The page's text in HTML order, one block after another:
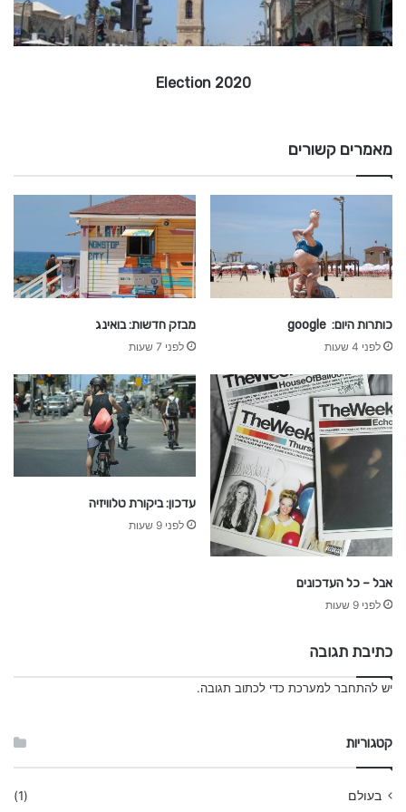
e
c
t
2020 Election
מאמרים קשורים
כותרות היום: google
לפני 4 שעות
מבזק חדשות: בואינג
לפני 7 שעות
אבל – כל העדכונים
לפני 9 שעות
עדכון: ביקורת טלוויזיה
לפני 9 שעות
כתיבת תגובה
יש להתחבר למערכת כדי לכתוב תגובה.
קטגוריות
בעולם (1)